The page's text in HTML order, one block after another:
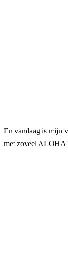
En vandaag is mijn
met zoveel ALOHA